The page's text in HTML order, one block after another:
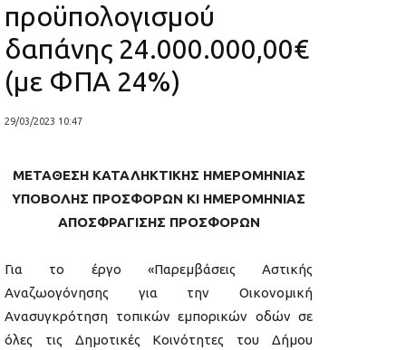
προϋπολογισμού
δαπάνης 24.000.000,00€
(με ΦΠΑ 24%)
29/03/2023 10:47
ΜΕΤΑΘΕΣΗ ΚΑΤΑΛΗΚΤΙΚΗΣ ΗΜΕΡΟΜΗΝΙΑΣ
ΥΠΟΒΟΛΗΣ ΠΡΟΣΦΟΡΩΝ ΚΙ ΗΜΕΡΟΜΗΝΙΑΣ
ΑΠΟΣΦΡΑΓΙΣΗΣ ΠΡΟΣΦΟΡΩΝ
Για το έργο «Παρεμβάσεις Αστικής
Αναζωογόνησης για την Οικονομική
Ανασυγκρότηση τοπικών εμπορικών οδών σε
όλες τις Δημοτικές Κοινότητες του Δήμου